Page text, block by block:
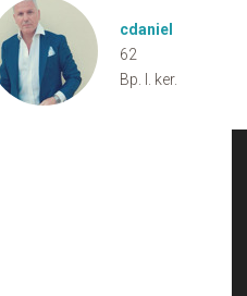
cdaniel
62
Bp. I. ker.